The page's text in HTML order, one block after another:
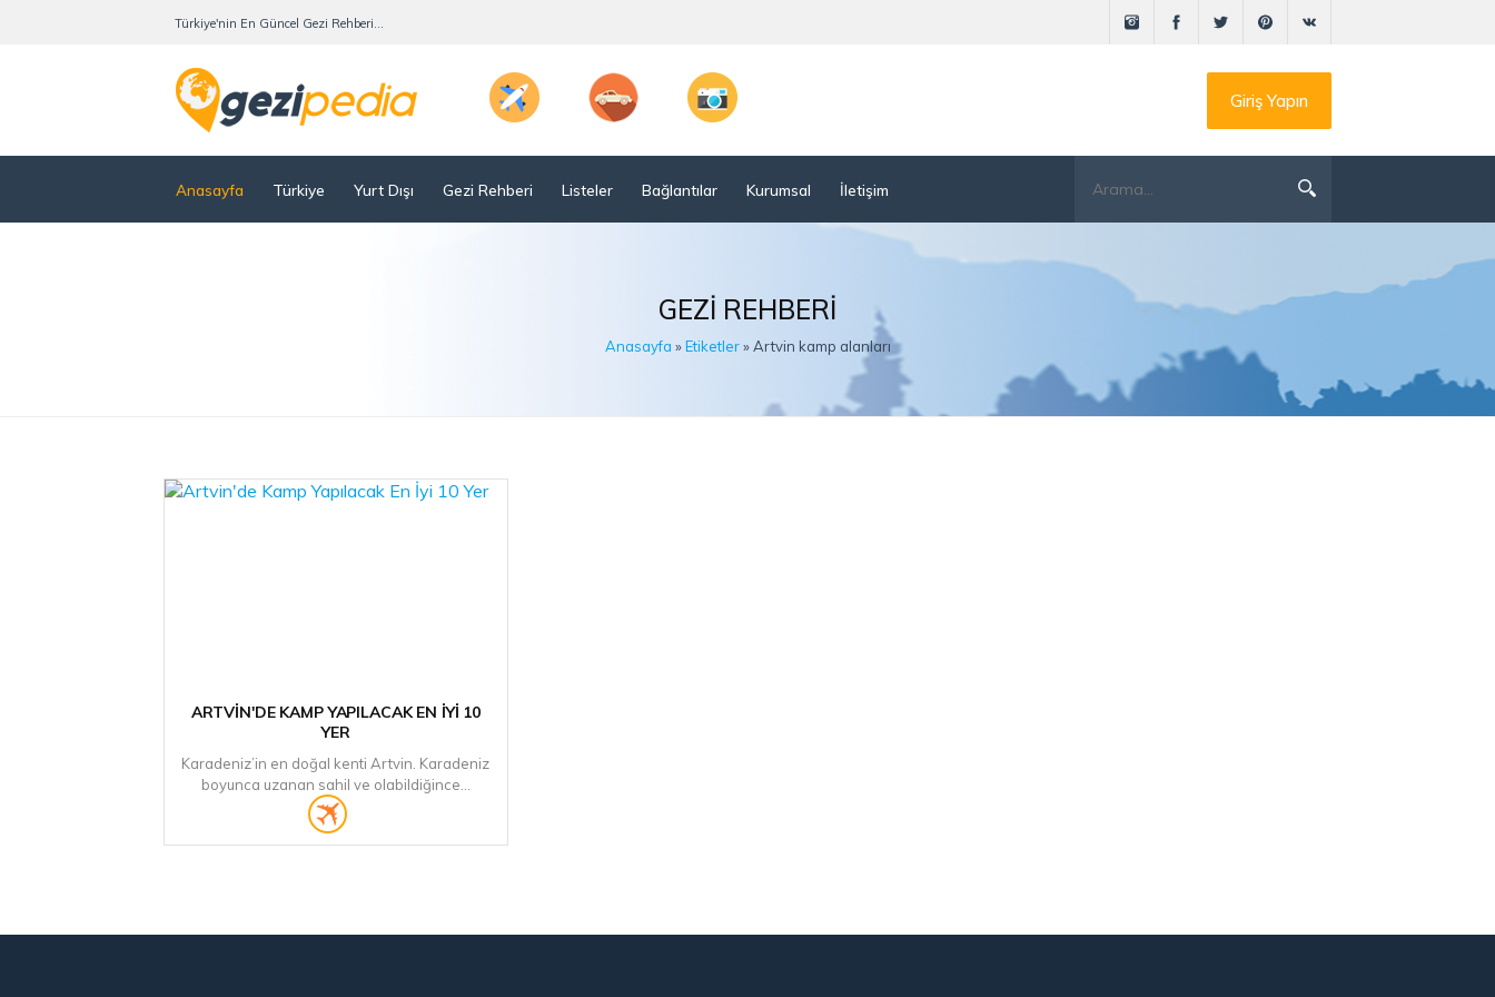
Türkiye'nin En Güncel Gezi Rehberi...
Giriş Yapın
Anasayfa Türkiye Yurt Dışı Gezi Rehberi Listeler Bağlantılar Kurumsal İletişim
GEZI REHBERI
Anasayfa »Etiketler» Artvin kamp alanları
ARTVIN'DE KAMP YAPILACAK EN İYI 10
YER
Karadeniz’in en doğal kenti Artvin. Karadeniz
boyunca uzanan sahil ve olabildiğince...